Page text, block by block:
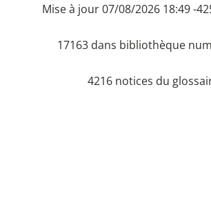
Mise à jour 07/08/2026 18:49 -
17163 dans bibliothèque
4216 notices du